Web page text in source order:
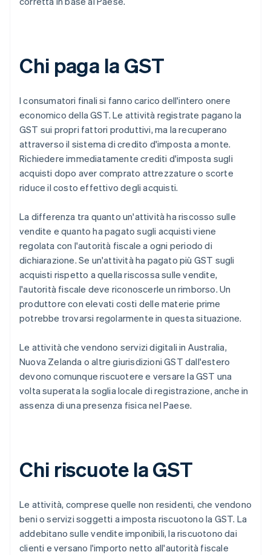
Chi paga la GST
I consumatori finali si fanno carico dell'intero onere
economico della GST. Le attività registrate pagano la
GST sui propri fattori produttivi, ma la recuperano
attraverso il sistema di credito d'imposta a monte.
Richiedere immediatamente crediti d'imposta sugli
acquisti dopo aver comprato attrezzature o scorte
riduce il costo effettivo degli acquisti.
La differenza tra quanto un'attività ha riscosso sulle
vendite e quanto ha pagato sugli acquisti viene
regolata con l'autorità fiscale a ogni periodo di
dichiarazione. Se un'attività ha pagato più GST sugli
acquisti rispetto a quella riscossa sulle vendite,
l'autorità fiscale deve riconoscerle un rimborso. Un
produttore con elevati costi delle materie prime
potrebbe trovarsi regolarmente in questa situazione.
Le attività che vendono servizi digitali in Australia,
Nuova Zelanda o altre giurisdizioni GST dall'estero
devono comunque riscuotere e versare la GST una
volta superata la soglia locale di registrazione, anche in
assenza di una presenza fisica nel Paese.
Chi riscuote la GST
Le attività, comprese quelle non residenti, che vendono
beni o servizi soggetti a imposta riscuotono la GST. La
addebitano sulle vendite imponibili, la riscuotono dai
clienti e versano l'importo netto all'autorità fiscale